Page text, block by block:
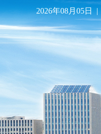
2026年08月05日|